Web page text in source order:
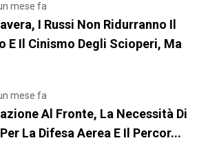
mese fa
I Russi Non Ridurranno Il
E Il Cinismo Degli Scioperi, Ma
mese fa
Al Fronte, La Necessità Di
La Difesa Aerea E Il Percor...